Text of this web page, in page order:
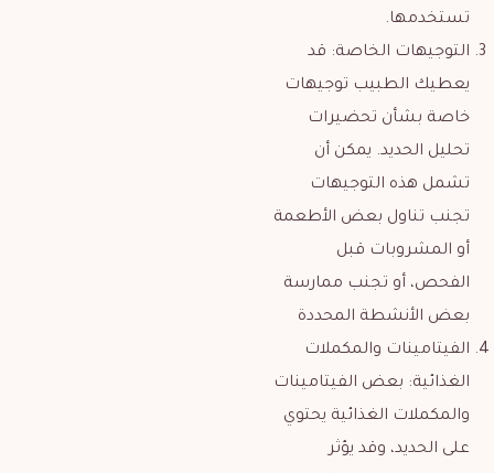
تستخدمها.
التوجيهات الخاصة: قد
يعطيك الطبيب توجيهات
خاصة بشأن تحضيرات
تحليل الحديد. يمكن أن
تشمل هذه التوجيهات
تجنب تناول بعض الأطعمة
أو المشروبات قبل
الفحص، أو تجنب ممارسة
بعض الأنشطة المحددة
الفيتامينات والمكملات
الغذائية: بعض الفيتامينات
والمكملات الغذائية يحتوي
على الحديد، وقد يؤثر